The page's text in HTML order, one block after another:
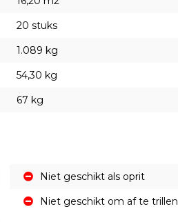
20 stuks
1.089 kg
54,30 kg
67 kg
Niet geschikt als oprit
Niet geschikt om af te trillen